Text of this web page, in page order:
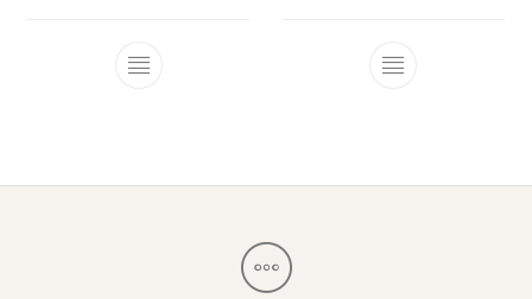
Ce produit a plusieurs variations.
Ce produit a